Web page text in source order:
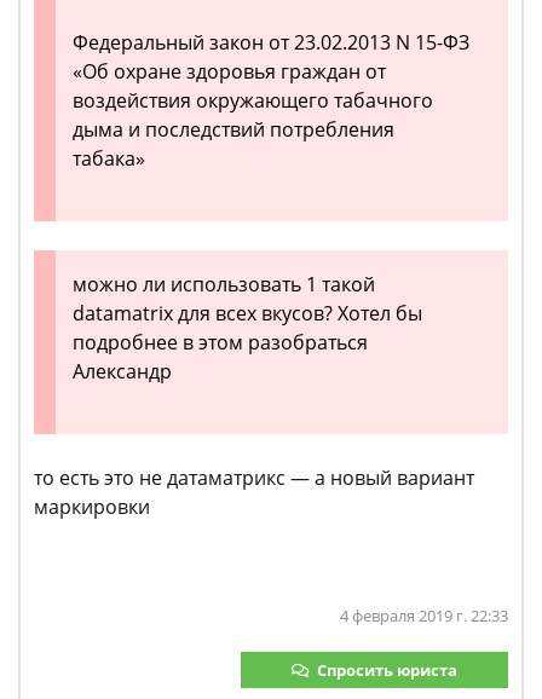
Федеральный закон от 23.02.2013 N 15-ФЗ
«Об охране здоровья граждан от
воздействия окружающего табачного
дыма и последствий потребления
табака»
можно ли использовать 1 такой
datamatrix для всех вкусов? Хотел бы
подробнее в этом разобраться
Александр
то есть это не датаматрикс — а новый вариант
маркировки
4 февраля 2019 г. 22:33
Спросить юриста